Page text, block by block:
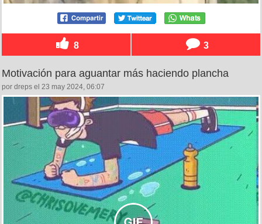
8 3
Motivación para aguantar más haciendo plancha
por dreps el 23 may 2024, 06:07